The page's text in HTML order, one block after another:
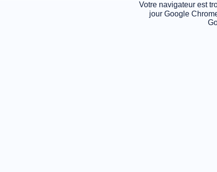
Votre navigateur est
jour Google